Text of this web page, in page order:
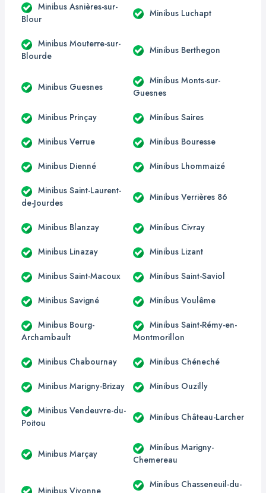
Minibus Asnières-sur-
Blour
Minibus Luchapt
Minibus Mouterre-sur-
Blourde
Minibus Berthegon
Minibus Guesnes
Minibus Monts-sur-
Guesnes
Minibus Prinçay Minibus Saires
Minibus Verrue Minibus Bouresse
Minibus Dienné Minibus Lhommaizé
Minibus Saint-Laurent-
de-Jourdes
Minibus Verrières 86
Minibus Blanzay Minibus Civray
Minibus Linazay Minibus Lizant
Minibus Saint-Macoux Minibus Saint-Saviol
Minibus Savigné Minibus Voulême
Minibus Bourg-
Archambault
Minibus Saint-Rémy-en-
Montmorillon
Minibus Chabournay Minibus Chéneché
Minibus Marigny-Brizay Minibus Ouzilly
Minibus Vendeuvre-du-
Poitou
Minibus Château-Larcher
Minibus Marçay
Minibus Marigny-
Chemereau
Minibus Vivonne
Minibus Chasseneuil-du-